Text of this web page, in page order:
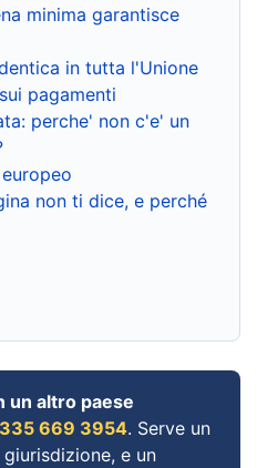
minima garantisce
in tutta l'Unione
pagamenti
perche' non c'e' un
non ti dice, e perché
un altro paese
669 3954. Serve un
e un